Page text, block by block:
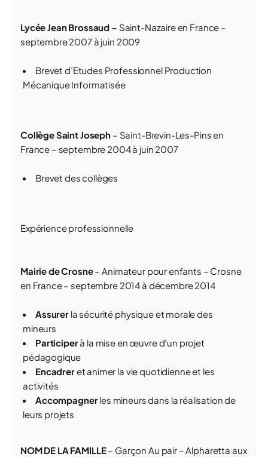
Lycée Jean Brossaud – Saint-Nazaire en France –
septembre 2007 à juin 2009
Brevet d’Etudes Professionnel Production
Mécanique Informatisée
Collège Saint Joseph – Saint-Brevin-Les-Pins en
France – septembre 2004 à juin 2007
Brevet des collèges
Expérience professionnelle
Mairie de Crosne– Animateur pour enfants – Crosne
en France – septembre 2014 à décembre 2014
Assurerla sécurité physique et morale des
mineurs
Participerà la mise en œuvre d‘un projet
pédagogique
Encadreret animer la vie quotidienne et les
activités
Accompagnerles mineurs dans la réalisation de
leurs projets
NOM DE LA FAMILLE– Garçon Au pair – Alpharetta aux